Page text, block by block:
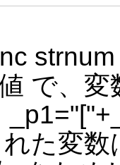
で、
た変